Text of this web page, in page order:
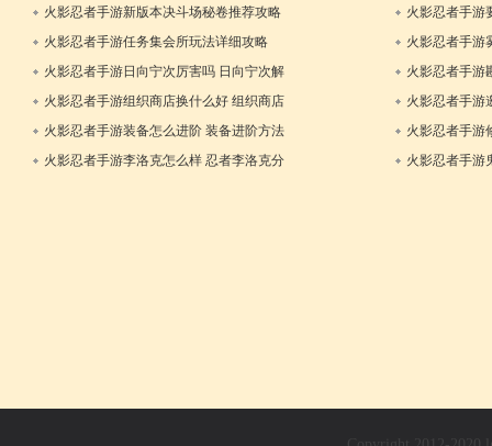
略
火影忍者手游新版本决斗场秘卷推荐攻略
火影忍者手游任务集会所玩法详细攻略
火影忍者手游日向宁次厉害吗 日向宁次解
析
火影忍者手游组织商店换什么好 组织商店
兑换心得
火影忍者手游装备怎么进阶 装备进阶方法
火影忍者手游李洛克怎么样 忍者李洛克分
析
火影忍者手游
览
火影忍者手游
略
火影忍者手游
析
火影忍者手游
攻略
火影忍者手游
火影忍者手游